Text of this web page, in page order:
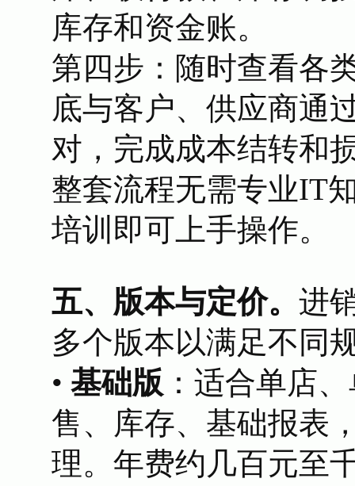
库存和资金账。
第四步：随时查看各
底与客户、供应商通
对，完成成本结转和
整套流程无需专业IT
培训即可上手操作。
五、版本与定价。 进
多个版本以满足不同
• 基础版 ：适合单店
售、库存、基础报表
理。年费约几百元至